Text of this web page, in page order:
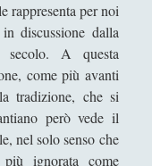
progetto della
progetto di Kant
della
della pace
rappresenta per noi
discussione dalla
secolo. A questa
come più avanti
tradizione, che si
però vede il
nel solo senso che
più ignorata come